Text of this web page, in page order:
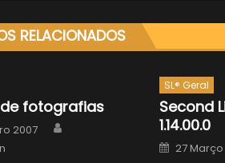
RELACIONADOS
fotografias
2007
SL® Geral
Second
1.14.00.0
Posted
on
27